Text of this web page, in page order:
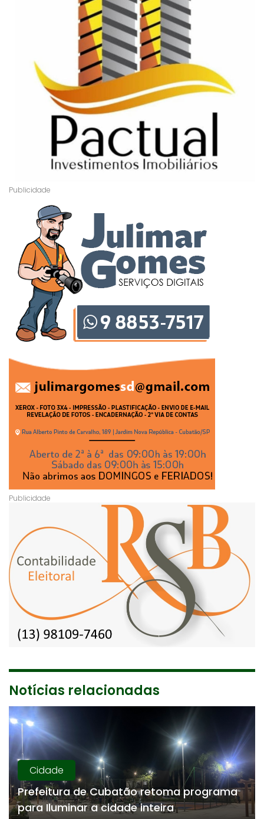
Notícias relacionadas
Cidade
Prefeitura de Cubatão retoma programa
para Iluminar a cidade inteira